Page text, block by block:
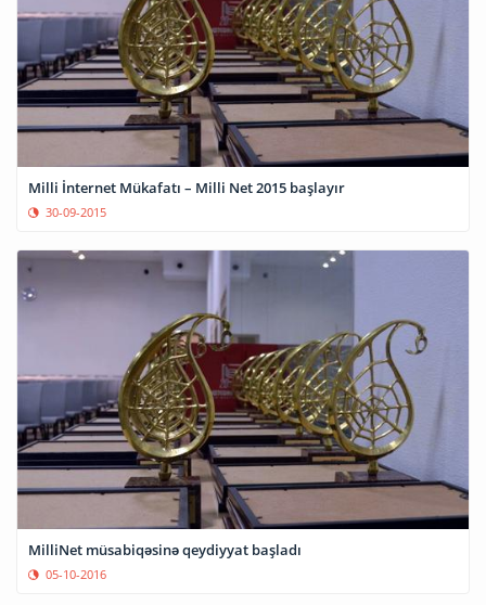
Milli İnternet Mükafatı – Milli Net 2015 başlayır
30-09-2015
MilliNet müsabiqəsinə qeydiyyat başladı
05-10-2016